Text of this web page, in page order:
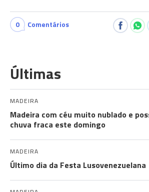
0 Comentários
Últimas
MADEIRA
Madeira com céu muito nublado e
chuva fraca este domingo
MADEIRA
Último dia da Festa Lusovenezuelana